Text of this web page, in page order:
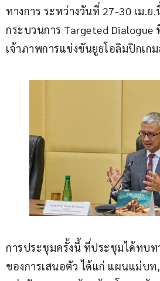
ทางการ ระหว่างวันที่ 27-30 เม.
กระบวนการ Targeted Dialogue
เจ้าภาพการแข่งขันยูธโอลิมปิกเก
การประชุมครั้งนี้ ที่ประชุมได้ทบ
ของการเสนอตัว ได้แก่ แผนแม่บท